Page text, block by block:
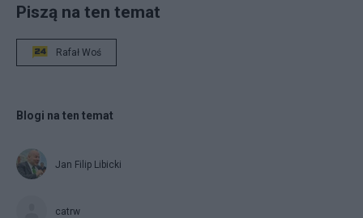
Piszą na ten temat
Rafał Woś
Blogi na ten temat
Jan Filip Libicki
catrw